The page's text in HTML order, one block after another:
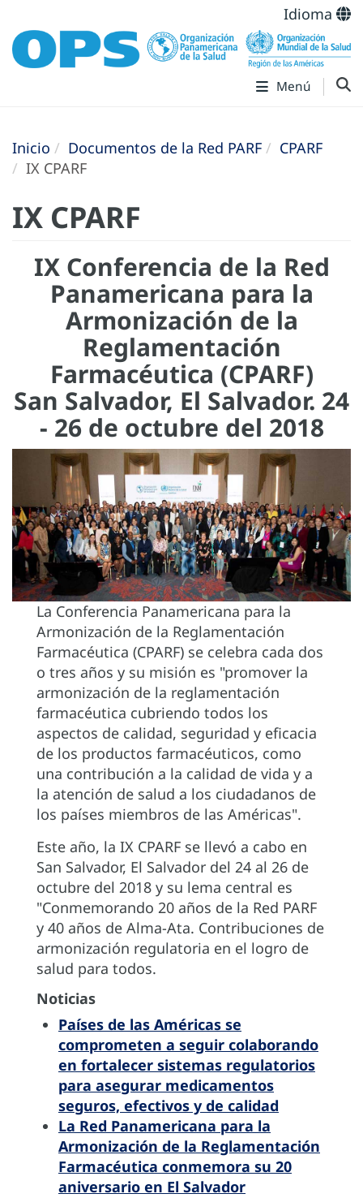
Idioma
Menú
Inicio Documentos de la Red PARF
CPARF
IX CPARF
IX CPARF
IX Conferencia de la Red
Panamericana para la
Armonización de la
Reglamentación
Farmacéutica (CPARF)
San Salvador, El Salvador. 24
- 26 de octubre del 2018
La Conferencia Panamericana para la
Armonización de la Reglamentación
Farmacéutica (CPARF) se celebra cada dos
o tres años y su misión es "promover la
armonización de la reglamentación
farmacéutica cubriendo todos los
aspectos de calidad, seguridad y eficacia
de los productos farmacéuticos, como
una contribución a la calidad de vida y a
la atención de salud a los ciudadanos de
los países miembros de las Américas".
Este año, la IX CPARF se llevó a cabo en
San Salvador, El Salvador del 24 al 26 de
octubre del 2018 y su lema central es
"Conmemorando 20 años de la Red PARF
y 40 años de Alma-Ata. Contribuciones de
armonización regulatoria en el logro de
salud para todos.
Noticias
Países de las Américas se
comprometen a seguir colaborando
en fortalecer sistemas regulatorios
para asegurar medicamentos
seguros, efectivos y de calidad
La Red Panamericana para la
Armonización de la Reglamentación
Farmacéutica conmemora su 20
aniversario en El Salvador